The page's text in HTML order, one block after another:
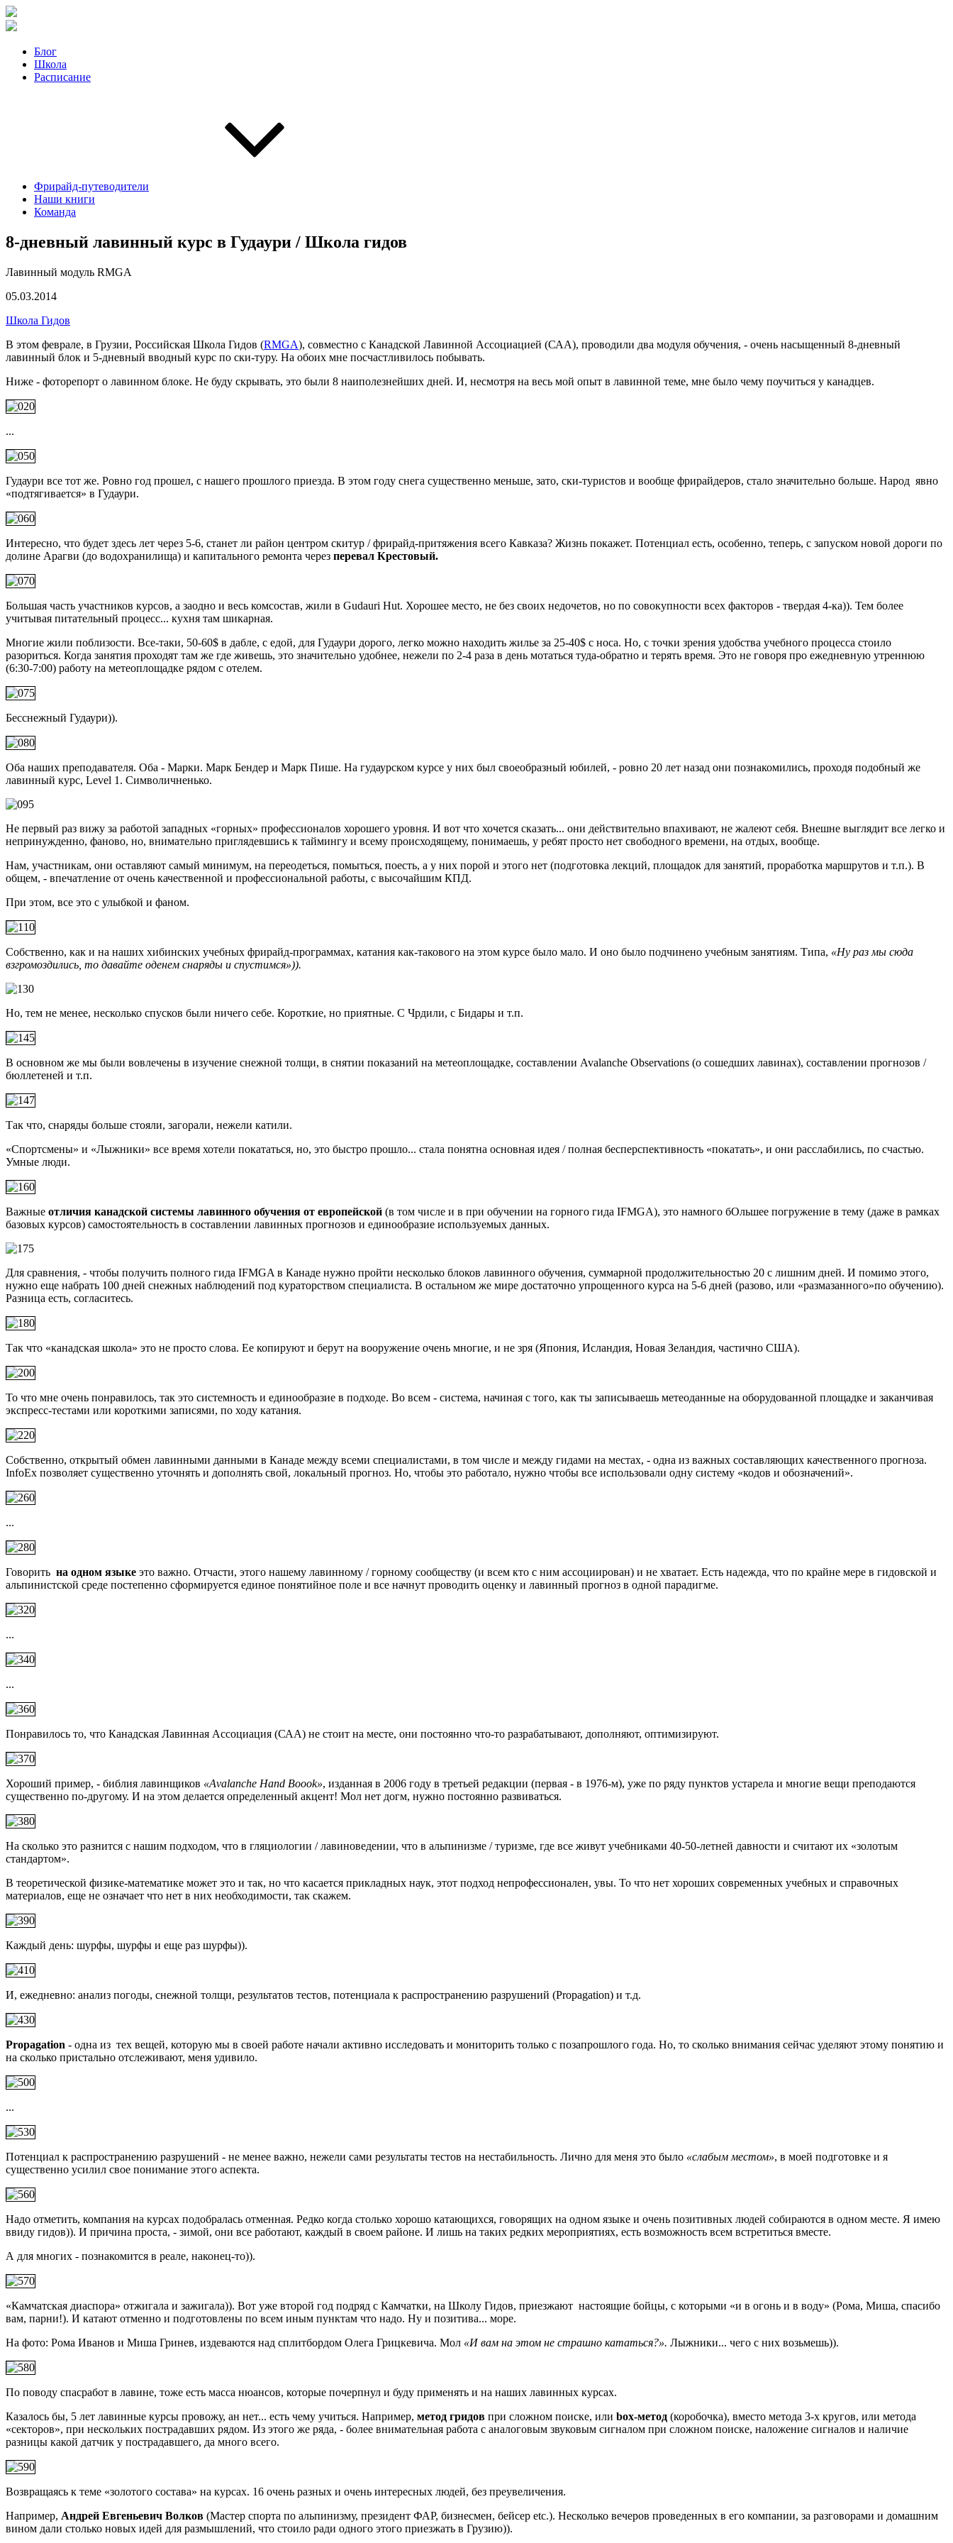
Блог
Школа
Расписание
Фрирайд-путеводители
Наши книги
Команда
8-дневный лавинный курс в Гудаури / Школа гидов
Лавинный модуль RMGA
05.03.2014
Школа Гидов
В этом феврале, в Грузии, Российская Школа Гидов (RMGA), совместно с Канадской Лавинной Ассоциацией (САА), проводили два модуля обучения, - очень насыщенный 8-дневный
лавинный блок и 5-дневный вводный курс по ски-туру. На обоих мне посчастливилось побывать.
Ниже - фоторепорт о лавинном блоке. Не буду скрывать, это были 8 наиполезнейших дней. И, несмотря на весь мой опыт в лавинной теме, мне было чему поучиться у канадцев.
...
Гудаури все тот же. Ровно год прошел, с нашего прошлого приезда. В этом году снега существенно меньше, зато, ски-туристов и вообще фрирайдеров, стало значительно больше. Народ явно
«подтягивается» в Гудаури.
Интересно, что будет здесь лет через 5-6, станет ли район центром скитур / фрирайд-притяжения всего Кавказа? Жизнь покажет. Потенциал есть, особенно, теперь, с запуском новой дороги по
долине Арагви (до водохранилища) и капитального ремонта через перевал Крестовый.
Большая часть участников курсов, а заодно и весь комсостав, жили в Gudauri Hut. Хорошее место, не без своих недочетов, но по совокупности всех факторов - твердая 4-ка)). Тем более
учитывая питательный процесс... кухня там шикарная.
Многие жили поблизости. Все-таки, 50-60$ в дабле, с едой, для Гудаури дорого, легко можно находить жилье за 25-40$ с носа. Но, с точки зрения удобства учебного процесса стоило
разориться. Когда занятия проходят там же где живешь, это значительно удобнее, нежели по 2-4 раза в день мотаться туда-обратно и терять время. Это не говоря про ежедневную утреннюю
(6:30-7:00) работу на метеоплощадке рядом с отелем.
Бесснежный Гудаури)).
Оба наших преподавателя. Оба - Марки. Марк Бендер и Марк Пише. На гудаурском курсе у них был своеобразный юбилей, - ровно 20 лет назад они познакомились, проходя подобный же
лавинный курс, Level 1. Символичненько.
Не первый раз вижу за работой западных «горных» профессионалов хорошего уровня. И вот что хочется сказать... они действительно впахивают, не жалеют себя. Внешне выглядит все легко и
непринужденно, фаново, но, внимательно приглядевшись к таймингу и всему происходящему, понимаешь, у ребят просто нет свободного времени, на отдых, вообще.
Нам, участникам, они оставляют самый минимум, на переодеться, помыться, поесть, а у них порой и этого нет (подготовка лекций, площадок для занятий, проработка маршрутов и т.п.). В
общем, - впечатление от очень качественной и профессиональной работы, с высочайшим КПД.
При этом, все это с улыбкой и фаном.
Собственно, как и на наших хибинских учебных фрирайд-программах, катания как-такового на этом курсе было мало. И оно было подчинено учебным занятиям. Типа, «Ну раз мы сюда
взгромоздились, то давайте оденем снаряды и спустимся»)).
Но, тем не менее, несколько спусков были ничего себе. Короткие, но приятные. С Чрдили, с Бидары и т.п.
В основном же мы были вовлечены в изучение снежной толщи, в снятии показаний на метеоплощадке, составлении Avalanche Observations (о сошедших лавинах), составлении прогнозов /
бюллетеней и т.п.
Так что, снаряды больше стояли, загорали, нежели катили.
«Спортсмены» и «Лыжники» все время хотели покататься, но, это быстро прошло... стала понятна основная идея / полная бесперспективность «покатать», и они расслабились, по счастью.
Умные люди.
Важные отличия канадской системы лавинного обучения от европейской (в том числе и в при обучении на горного гида IFMGA), это намного бОльшее погружение в тему (даже в рамках
базовых курсов) самостоятельность в составлении лавинных прогнозов и единообразие используемых данных.
Для сравнения, - чтобы получить полного гида IFMGA в Канаде нужно пройти несколько блоков лавинного обучения, суммарной продолжительностью 20 с лишним дней. И помимо этого,
нужно еще набрать 100 дней снежных наблюдений под кураторством специалиста. В остальном же мире достаточно упрощенного курса на 5-6 дней (разово, или «размазанного»по обучению).
Разница есть, согласитесь.
Так что «канадская школа» это не просто слова. Ее копируют и берут на вооружение очень многие, и не зря (Япония, Исландия, Новая Зеландия, частично США).
То что мне очень понравилось, так это системность и единообразие в подходе. Во всем - система, начиная с того, как ты записываешь метеоданные на оборудованной площадке и заканчивая
экспресс-тестами или короткими записями, по ходу катания.
Собственно, открытый обмен лавинными данными в Канаде между всеми специалистами, в том числе и между гидами на местах, - одна из важных составляющих качественного прогноза.
InfoEx позволяет существенно уточнять и дополнять свой, локальный прогноз. Но, чтобы это работало, нужно чтобы все использовали одну систему «кодов и обозначений».
...
Говорить на одном языке это важно. Отчасти, этого нашему лавинному / горному сообществу (и всем кто с ним ассоциирован) и не хватает. Есть надежда, что по крайне мере в гидовской и
альпинистской среде постепенно сформируется единое понятийное поле и все начнут проводить оценку и лавинный прогноз в одной парадигме.
...
...
Понравилось то, что Канадская Лавинная Ассоциация (САА) не стоит на месте, они постоянно что-то разрабатывают, дополняют, оптимизируют.
Хороший пример, - библия лавинщиков «Аvalanche Hand Boook», изданная в 2006 году в третьей редакции (первая - в 1976-м), уже по ряду пунктов устарела и многие вещи преподаются
существенно по-другому. И на этом делается определенный акцент! Мол нет догм, нужно постоянно развиваться.
На сколько это разнится с нашим подходом, что в гляциологии / лавиноведении, что в альпинизме / туризме, где все живут учебниками 40-50-летней давности и считают их «золотым
стандартом».
В теоретической физике-математике может это и так, но что касается прикладных наук, этот подход непрофессионален, увы. То что нет хороших современных учебных и справочных
материалов, еще не означает что нет в них необходимости, так скажем.
Каждый день: шурфы, шурфы и еще раз шурфы)).
И, ежедневно: анализ погоды, снежной толщи, результатов тестов, потенциала к распространению разрушений (Propagation) и т.д.
Propagation - одна из тех вещей, которую мы в своей работе начали активно исследовать и мониторить только с позапрошлого года. Но, то сколько внимания сейчас уделяют этому понятию и
на сколько пристально отслеживают, меня удивило.
...
Потенциал к распространению разрушений - не менее важно, нежели сами результаты тестов на нестабильность. Лично для меня это было «слабым местом», в моей подготовке и я
существенно усилил свое понимание этого аспекта.
Надо отметить, компания на курсах подобралась отменная. Редко когда столько хорошо катающихся, говорящих на одном языке и очень позитивных людей собираются в одном месте. Я имею
ввиду гидов)). И причина проста, - зимой, они все работают, каждый в своем районе. И лишь на таких редких мероприятиях, есть возможность всем встретиться вместе.
А для многих - познакомится в реале, наконец-то)).
«Камчатская диаспора» отжигала и зажигала)). Вот уже второй год подряд с Камчатки, на Школу Гидов, приезжают настоящие бойцы, с которыми «и в огонь и в воду» (Рома, Миша, спасибо
вам, парни!). И катают отменно и подготовлены по всем иным пунктам что надо. Ну и позитива... море.
На фото: Рома Иванов и Миша Гринев, издеваются над сплитбордом Олега Грицкевича. Мол «И вам на этом не страшно кататься?». Лыжники... чего с них возьмешь)).
По поводу спасработ в лавине, тоже есть масса нюансов, которые почерпнул и буду применять и на наших лавинных курсах.
Казалось бы, 5 лет лавинные курсы провожу, ан нет... есть чему учиться. Например, метод гридов при сложном поиске, или box-метод (коробочка), вместо метода 3-х кругов, или метода
«секторов», при нескольких пострадавших рядом. Из этого же ряда, - более внимательная работа с аналоговым звуковым сигналом при сложном поиске, наложение сигналов и наличие
разницы какой датчик у пострадавшего, да много всего.
Возвращаясь к теме «золотого состава» на курсах. 16 очень разных и очень интересных людей, без преувеличения.
Например, Андрей Евгеньевич Волков (Мастер спорта по альпинизму, президент ФАР, бизнесмен, бейсер etc.). Несколько вечеров проведенных в его компании, за разговорами и домашним
вином дали столько новых идей для размышлений, что стоило ради одного этого приезжать в Грузию)).